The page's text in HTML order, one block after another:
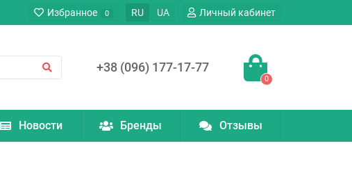
Избранное 0 RU UA Личный кабинет
+38 (096) 177-17-77
0
Новости Бренды Отзывы